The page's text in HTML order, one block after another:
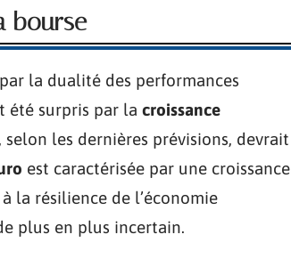
bourse
la dualité des performances
été surpris par la croissance
les dernières prévisions, devrait
est caractérisée par une croissance
la résilience de l’économie
plus en plus incertain.